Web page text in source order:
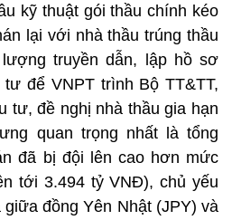
kỹ thuật gói thầu chính kéo
lại với nhà thầu trúng thầu
truyền dẫn, lập hồ sơ
để VNPT trình Bộ TT&TT,
tư, đề nghị nhà thầu gia hạn
quan trọng nhất là tổng
đã bị đội lên cao hơn mức
tới 3.494 tỷ VNĐ), chủ yếu
đồng Yên Nhật (JPY) và